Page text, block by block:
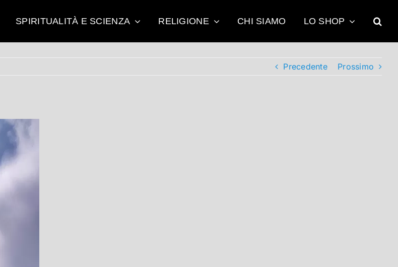
SPIRITUALITÀ E SCIENZA RELIGIONE CHI SIAMO LO SHOP
Precedente Prossimo